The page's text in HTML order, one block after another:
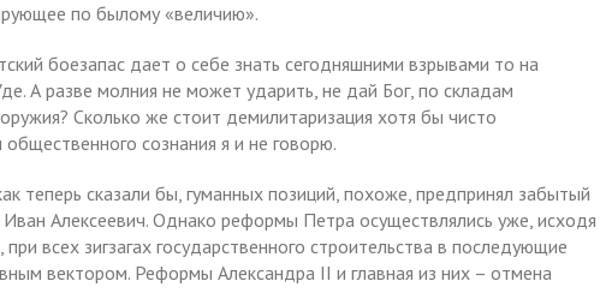
по былому «величию».
боезапас дает о себе знать сегодняшними взрывами то на
А разве молния не может ударить, не дай Бог, по складам
Сколько же стоит демилитаризация хотя бы чисто
сознания я и не говорю.
теперь сказали бы, гуманных позиций, похоже, предпринял забытый
Алексеевич. Однако реформы Петра осуществлялись уже, исходя
всех зигзагах государственного строительства в последующие
вектором. Реформы Александра II и главная из них – отмена